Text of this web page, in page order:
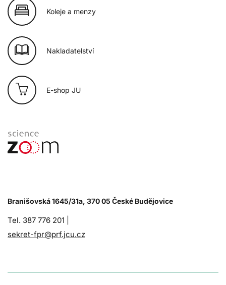
Koleje a menzy
Nakladatelství
E-shop JU
Branišovská 1645/31a, 370 05 České Budějovice
Tel. 387 776 201 |
sekret-fpr@prf.jcu.cz